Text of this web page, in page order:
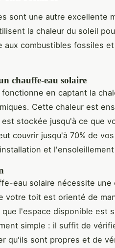
sont une autre excellente
la chaleur du soleil
aux combustibles fossiles
chauffe-eau solaire
en captant la
Cette chaleur est
stockée jusqu'à ce que
couvrir jusqu'à 70% de
et
eau solaire nécessite
votre toit est orienté de
l'espace disponible est
simple : il suffit de
qu'ils sont propres et de